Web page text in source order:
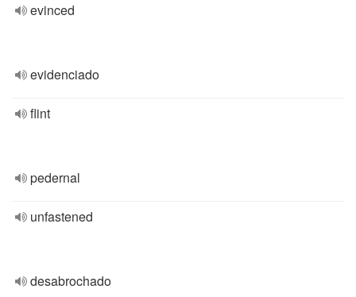
evinced
evidenciado
flint
pedernal
unfastened
desabrochado